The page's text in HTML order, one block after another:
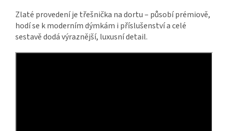
Zlaté provedení je třešnička na dortu – působí prémiově,
hodí se k moderním dýmkám i příslušenství a celé
sestavě dodá výraznější, luxusní detail.